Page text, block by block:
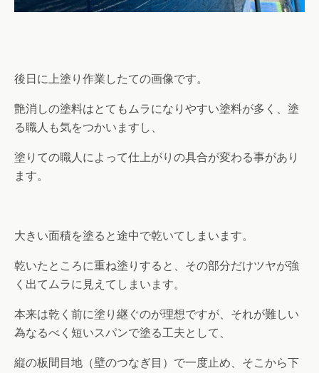
後日に上塗り作業したての画像です。
艶消しの塗料はとてもムラになりやすい塗料が多く、塗
る職人も気をつかいますし、
塗りての職人によって仕上がりの具合が変わる事があり
ます。
大きい面積を塗ると途中で乾いてしまいます。
乾いたところに重ね塗りすると、その部分だけツヤが強
く出てムラに見えてしまいます。
本来は乾く前に塗り継ぐのが理想ですが、それが難しい
為なるべく短いスパンで塗る工夫として、
縦の板間目地（壁のつなぎ目）で一度止め、そこから下